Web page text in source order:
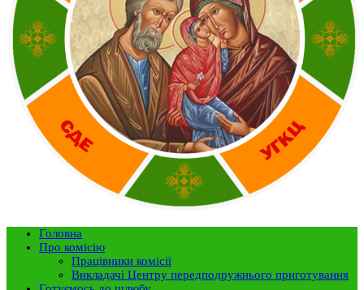
Головна
Про комісію
Працівники комісії
Викладачі Центру передподружнього приготування